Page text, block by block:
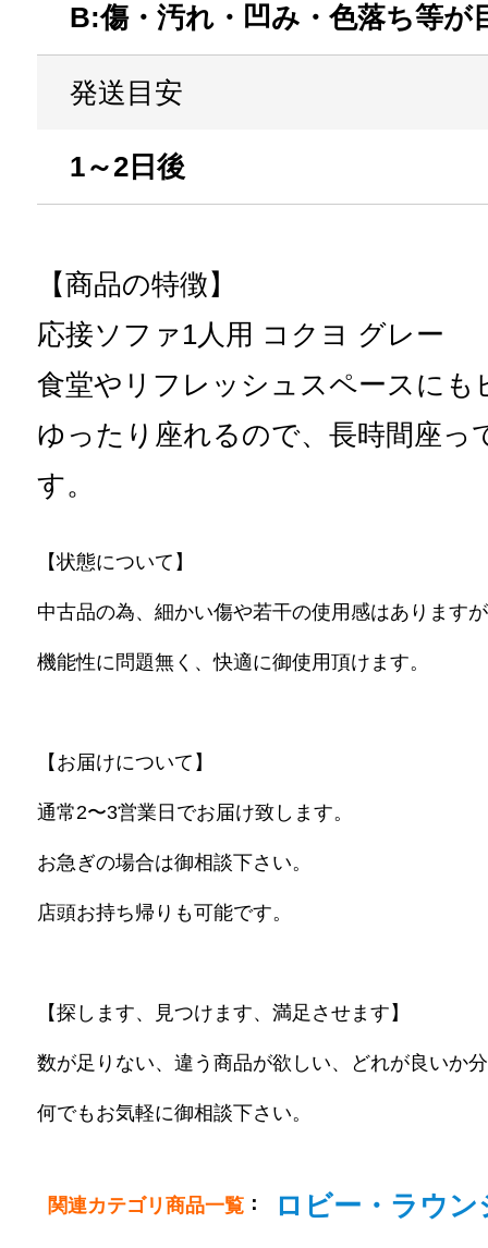
B:傷・汚れ・凹み・色落ち等が
発送目安
1～2日後
【商品の特徴】
応接ソファ1人用 コクヨ グレー
食堂やリフレッシュスペースにも
ゆったり座れるので、長時間座っ
す。
【状態について】
中古品の為、細かい傷や若干の使用感はあります
機能性に問題無く、快適に御使用頂けます。
【お届けについて】
通常2〜3営業日でお届け致します。
お急ぎの場合は御相談下さい。
店頭お持ち帰りも可能です。
【探します、見つけます、満足させます】
数が足りない、違う商品が欲しい、どれが良いか
何でもお気軽に御相談下さい。
関連カテゴリ商品一覧 ： ロビー・ラウン